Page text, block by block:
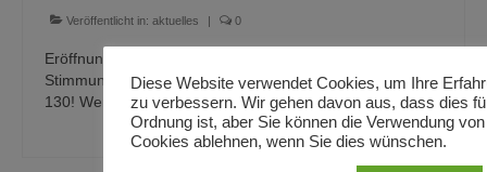
Veröffentlicht in: aktuelles | 0
Eröffnung war ein VOLLER Erfolg !Viele Gäste, gute
Stimmung … alles Weitere im Telegramm PS: Es sind nun
130! Werke geworden Telegramm als Download:
Diese Website verwendet Cookies, um Ihre
zu verbessern. Wir gehen davon aus, dass dies
Ordnung ist, aber Sie können die Verwendung von
Cookies ablehnen, wenn Sie dies wünschen.